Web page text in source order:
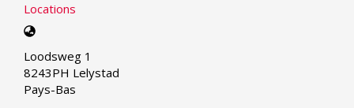
Locations
Select
language
Loodsweg 1
8243PH Lelystad
Pays-Bas